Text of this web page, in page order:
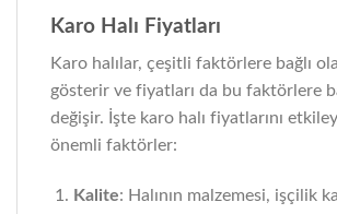
Karo Halı Fiyatları
Karo halılar, çeşitli faktörlere bağlı
gösterir ve fiyatları da bu faktörlere
değişir. İşte karo halı fiyatlarını
önemli faktörler:
Kalite: Halının malzemesi, işçilik